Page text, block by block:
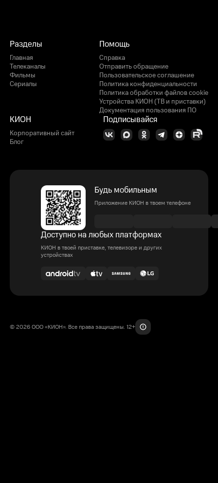
Разделы
Главная
Телеканалы
Фильмы
Сериалы
Помощь
Справка
Отправить обращение
Пользовательское соглашение
Политика конфиденциальности
Политика обработки файлов cookie
Устройства КИОН (ТВ и приставки)
Документация пользования ПО
КИОН
Корпоративный сайт
Блог
Подписывайся
Будь мобильным
Приложение КИОН в твоем телефоне
Доступно на любых платформах
КИОН в твоей приставке, телевизоре и других
устройствах
© 2026 ООО «КИОН». Все права защищены. 12+